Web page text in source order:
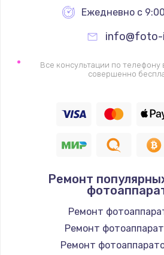
Ежедневно с
info@foto-
Все консультации по телефону
совершенно
Ремонт
Ремонт
Ремонт
Ремонт